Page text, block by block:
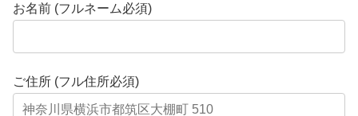
お名前 (フルネーム必須)
ご住所 (フル住所必須)